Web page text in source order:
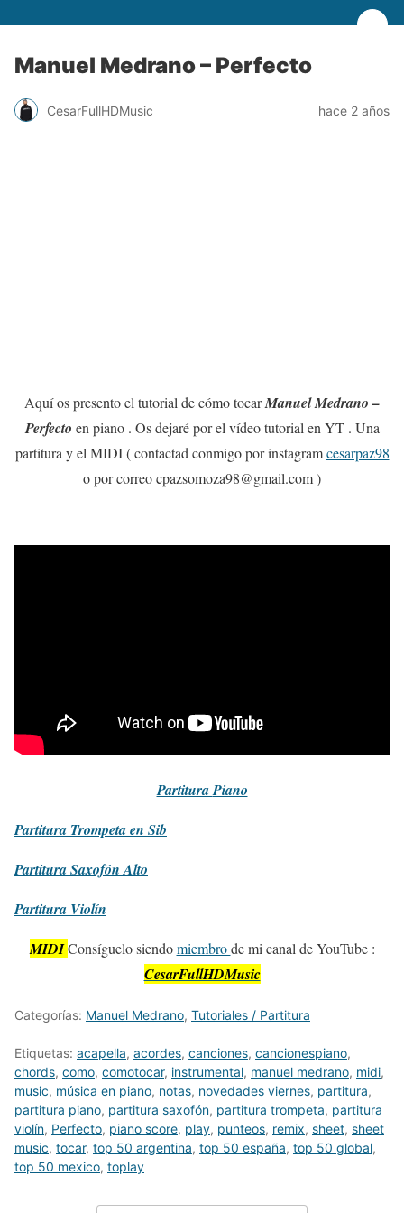
Manuel Medrano – Perfecto
CesarFullHDMusic hace 2 años
Aquí os presento el tutorial de cómo tocarManuel Medrano –
Perfecto en piano . Os dejaré por el vídeo tutorial en YT . Una
partitura y el MIDI ( contactad conmigo por instagramcesarpaz98
o por correo cpazsomoza98@gmail.com )
PartituraPiano
Partitura Trompeta en Sib
PartituraSaxofón Alto
Partitura Violín
MIDI Consíguelo siendomiembrode mi canal de YouTube :
CesarFullHDMusic
Categorías: Manuel Medrano, Tutoriales / Partitura
Etiquetas: acapella, acordes, canciones, cancionespiano,
chords, como, comotocar, instrumental, manuel medrano, midi,
music, música en piano, notas, novedades viernes, partitura,
partitura piano, partitura saxofón, partitura trompeta, partitura
violín, Perfecto, piano score, play, punteos, remix, sheet, sheet
music, tocar, top 50 argentina, top 50 españa, top 50 global,
top 50 mexico, toplay